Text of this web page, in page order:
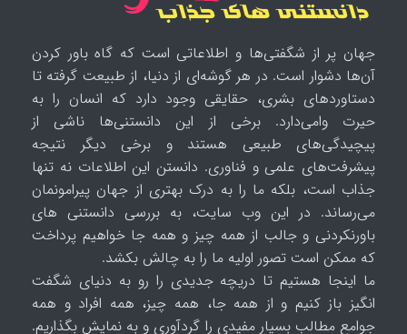
جهان پر از شگفتی‌ها و اطلاعاتی است که گاه باور کردن
آن‌ها دشوار است. در هر گوشه‌ای از دنیا، از طبیعت گرفته تا
دستاوردهای بشری، حقایقی وجود دارد که انسان را به
حیرت وامی‌دارد. برخی از این دانستنی‌ها ناشی از
پیچیدگی‌های طبیعی هستند و برخی دیگر نتیجه
پیشرفت‌های علمی و فناوری. دانستن این اطلاعات نه تنها
جذاب است، بلکه ما را به درک بهتری از جهان پیرامونمان
می‌رساند. در این وب سایت، به بررسی دانستنی های
باورنکردنی و جالب از همه چیز و همه جا خواهیم پرداخت
که ممکن است تصور اولیه ما را به چالش بکشد.
ما اینجا هستیم تا دریچه جدیدی را رو به دنیای شگفت
انگیز باز کنیم و از همه جا، همه چیز، همه افراد و همه
جوامع مطالب بسیار مفیدی را گردآوری و به نمایش بگذاریم.